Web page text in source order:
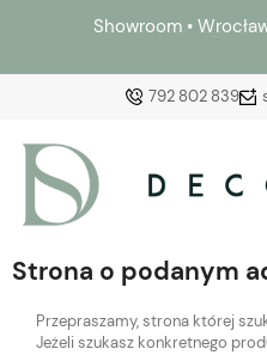
Showroom • Wrocław
792 802 839
Strona o podanym
Przepraszamy, strona której
Jeżeli szukasz konkretnego